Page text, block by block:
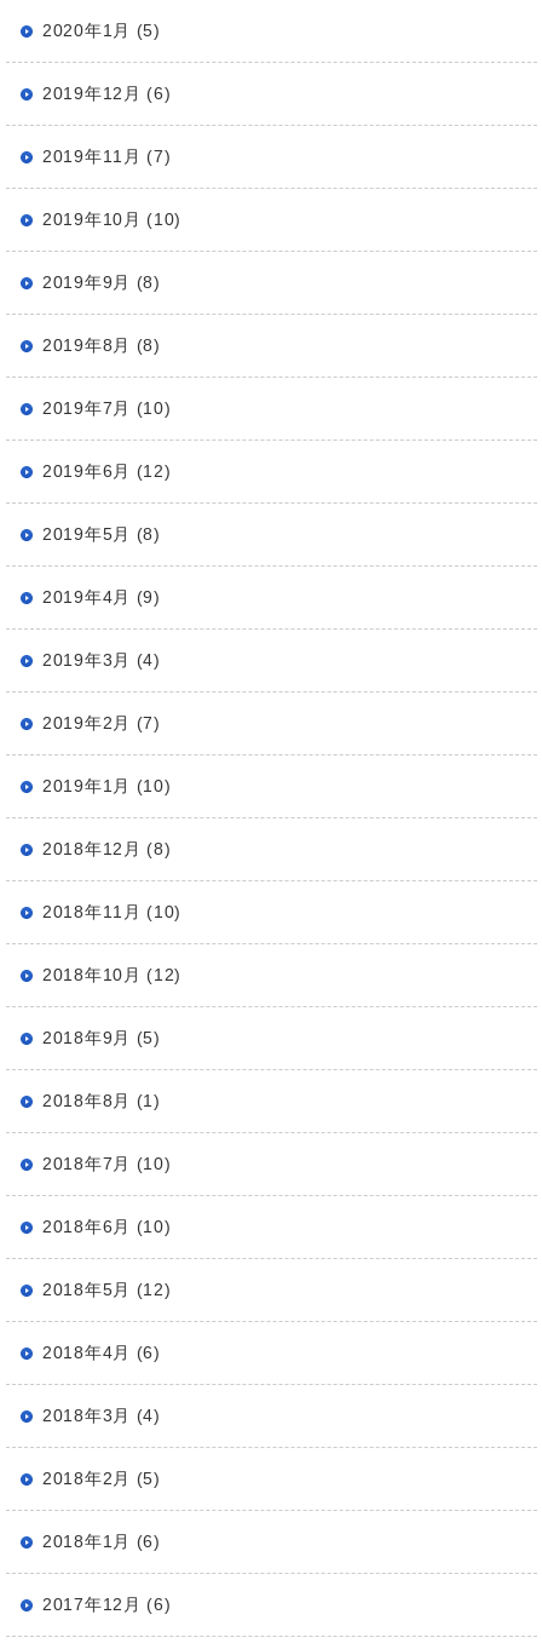
2020年1月 (5)
2019年12月 (6)
2019年11月 (7)
2019年10月 (10)
2019年9月 (8)
2019年8月 (8)
2019年7月 (10)
2019年6月 (12)
2019年5月 (8)
2019年4月 (9)
2019年3月 (4)
2019年2月 (7)
2019年1月 (10)
2018年12月 (8)
2018年11月 (10)
2018年10月 (12)
2018年9月 (5)
2018年8月 (1)
2018年7月 (10)
2018年6月 (10)
2018年5月 (12)
2018年4月 (6)
2018年3月 (4)
2018年2月 (5)
2018年1月 (6)
2017年12月 (6)